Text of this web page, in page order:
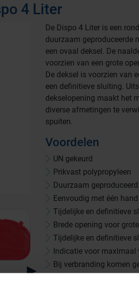
4 Liter
De Dispo 4 Liter is een
duurzaam geproduceerde
een ovaal deksel. De
voorzien van een grote
De deksel is voorzien van
een definitieve sluiting.
dekselopening maakt het
diverse afmetingen te
spuiten.
Voordelen
UN gekeurd
Prikvast polypropyleen
Duurzaam geproduceerd
Eenvoudig met één
Tijdelijke en definitieve
Brede opening voor
Tijdelijke en definitieve
Indicatie voor maximaal
Bij verbranding komen
vrij
Productlijnen
Medische